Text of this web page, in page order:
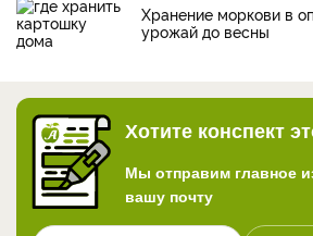
Хранение моркови в
урожай до весны
Хотите конспект
Мы отправим главное
вашу почту